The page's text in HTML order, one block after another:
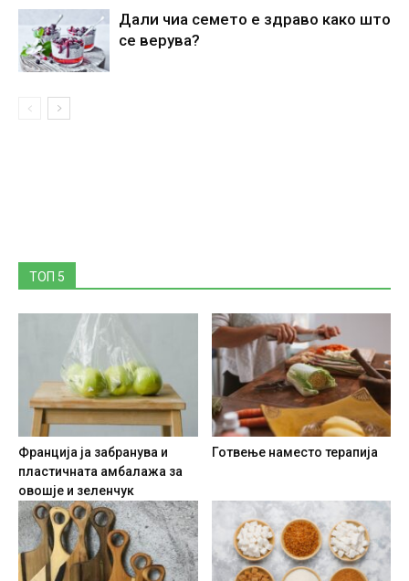
Дали чиа семето е здраво како што
се верува?
ТОП 5
Франција ја забранува и
пластичната амбалажа за
овошје и зеленчук
Готвење наместо терапија